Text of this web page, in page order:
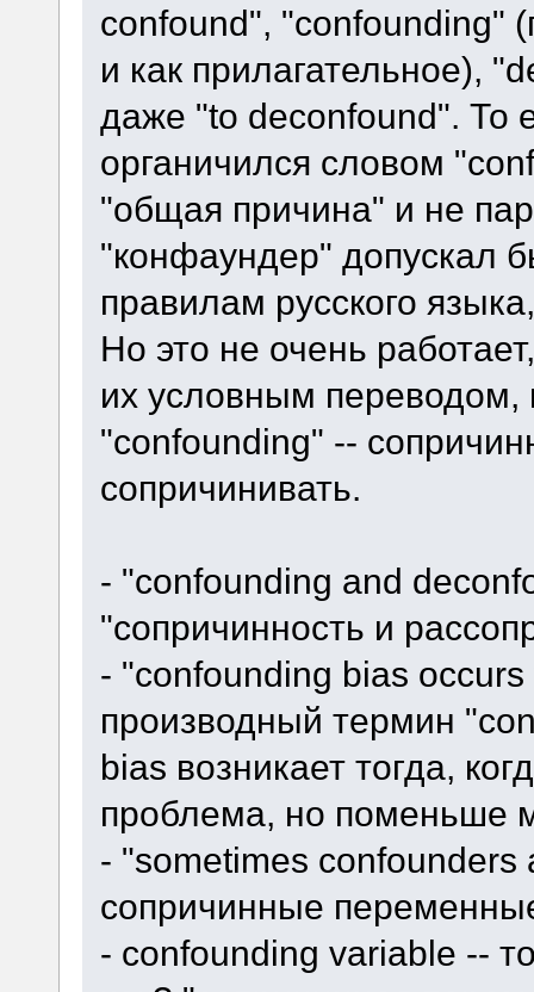
confound", "confounding"
и как прилагательное),
даже "to deconfound". То
органичился словом
"общая причина" и не
"конфаундер" допускал
правилам русского
Но это не очень
их условным переводом,
"confounding" --
сопричинивать.
- "confounding and
"сопричинность и
- "confounding bias occurs
производный термин
bias возникает тогда,
проблема, но поменьше
- "sometimes confounders
сопричинные
- confounding variable --